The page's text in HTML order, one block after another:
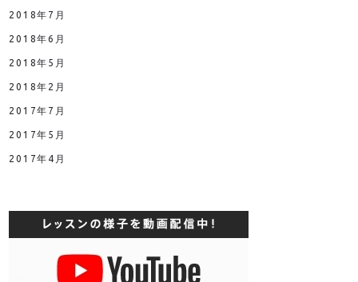
2018年7月
2018年6月
2018年5月
2018年2月
2017年7月
2017年5月
2017年4月